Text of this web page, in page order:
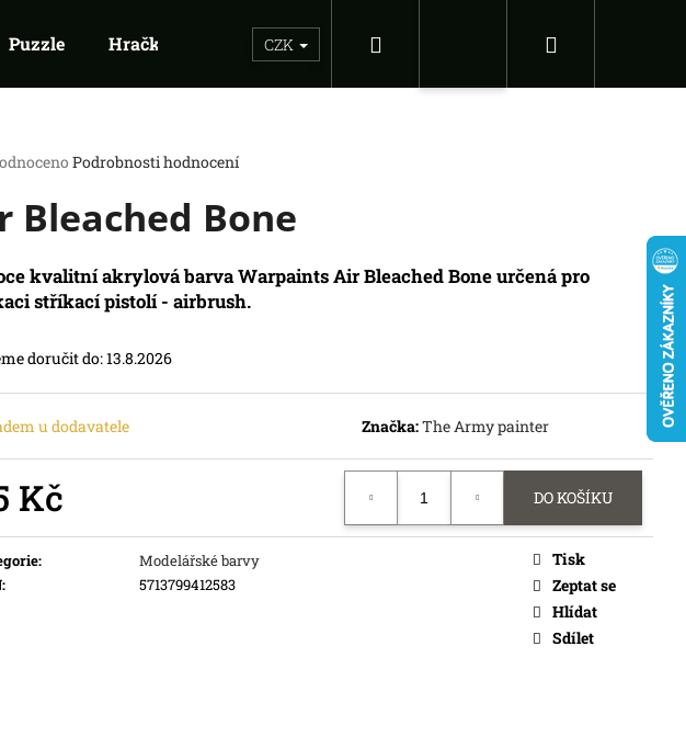
Puzzle Hračky Sběratelské figurky Dárkové inspirace
CZK
Přihlášení
Podrobnosti hodnocení
Bleached Bone
kvalitní akrylová barva Warpaints Air Bleached Boneurčená pro
stříkací pistolí - airbrush.
doručit do:13.8.2026
u dodavatele Značka:The Army painter
Kč DO KOŠÍKU
:
Modelářské barvy
: 5713799412583
Tisk
Zeptat se
Hlídat
Sdílet
BOOSTER